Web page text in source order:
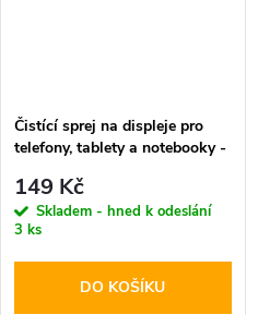
Čistící sprej na displeje pro
telefony, tablety a notebooky -
200ml
149 Kč
Skladem - hned k odeslání
3 ks
DO KOŠÍKU